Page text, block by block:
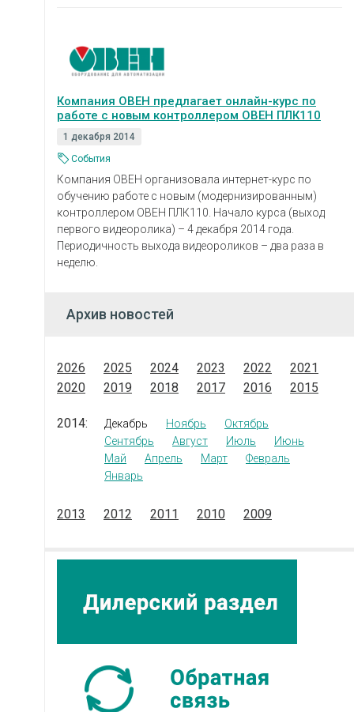
Компания ОВЕН предлагает онлайн-курс по
работе с новым контроллером ОВЕН ПЛК110
1 декабря 2014
События
Компания ОВЕН организовала интернет-курс по
обучению работе с новым (модернизированным)
контроллером ОВЕН ПЛК110. Начало курса (выход
первого видеоролика) – 4 декабря 2014 года.
Периодичность выхода видеороликов – два раза в
неделю.
Архив новостей
2026 2025 2024 2023 2022
2021
2020
2019 2018 2017 2016 2015
2014: Декабрь Ноябрь
Октябрь
Сентябрь
Август Июль
Июнь
Май
Апрель Март
Февраль
Январь
2013 2012 2011 2010 2009